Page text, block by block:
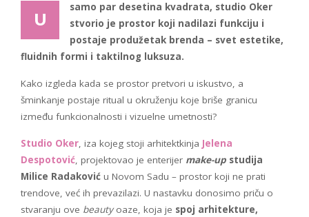
U
samo par desetina kvadrata, studio Oker
stvorio je prostor koji nadilazi funkciju i
postaje produžetak brenda – svet estetike,
fluidnih formi i taktilnog luksuza.
Kako izgleda kada se prostor pretvori u iskustvo, a
šminkanje postaje ritual u okruženju koje briše granicu
između funkcionalnosti i vizuelne umetnosti?
Studio Oker, iza kojeg stoji arhitektkinja Jelena
Despotović, projektovao je enterijer make-up studija
Milice Radaković u Novom Sadu – prostor koji ne prati
trendove, već ih prevazilazi. U nastavku donosimo priču o
stvaranju ove beautyoaze, koja je spoj arhitekture,